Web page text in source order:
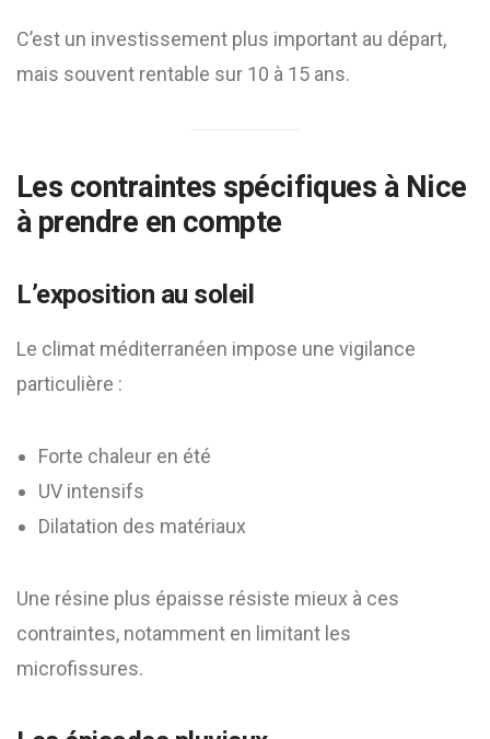
C’est un investissement plus important au départ,
mais souvent rentable sur 10 à 15 ans.
Les contraintes spécifiques à Nice
à prendre en compte
L’exposition au soleil
Le climat méditerranéen impose une vigilance
particulière :
Forte chaleur en été
UV intensifs
Dilatation des matériaux
Une résine plus épaisse résiste mieux à ces
contraintes, notamment en limitant les
microfissures.